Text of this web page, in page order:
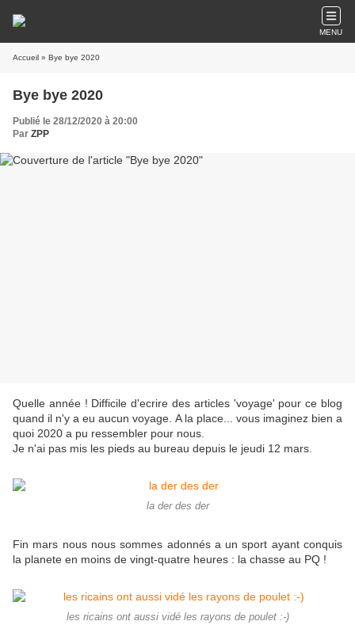
MENU
Accueil » Bye bye 2020
Bye bye 2020
Publié le 28/12/2020 à 20:00
Par ZPP
Quelle année ! Difficile d'ecrire des articles 'voyage' pour ce blog
quand il n'y a eu aucun voyage. A la place... vous imaginez bien a
quoi 2020 a pu ressembler pour nous.
Je n'ai pas mis les pieds au bureau depuis le jeudi 12 mars.
la der des der
Fin mars nous nous sommes adonnés a un sport ayant conquis
la planete en moins de vingt-quatre heures : la chasse au PQ !
les ricains ont aussi vidé les rayons de poulet :-)